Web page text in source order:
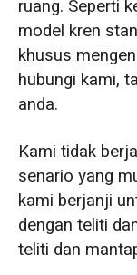
ruang. Seperti
model kren
khusus
hubungi kami,
anda.
Kami tidak
senario yang
kami berjanji
dengan teliti
teliti dan